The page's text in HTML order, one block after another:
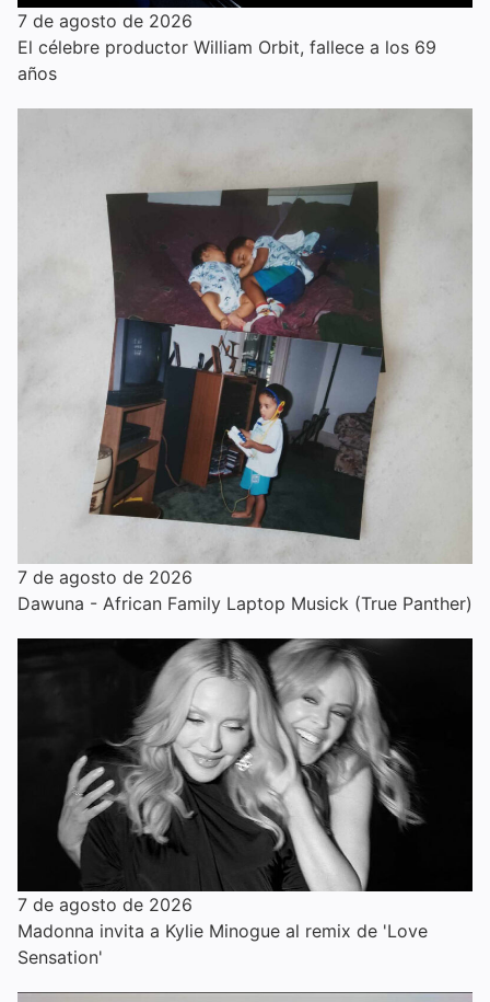
7 de agosto de 2026
El célebre productor William Orbit, fallece a los 69
años
7 de agosto de 2026
Dawuna - African Family Laptop Musick (True Panther)
7 de agosto de 2026
Madonna invita a Kylie Minogue al remix de 'Love
Sensation'